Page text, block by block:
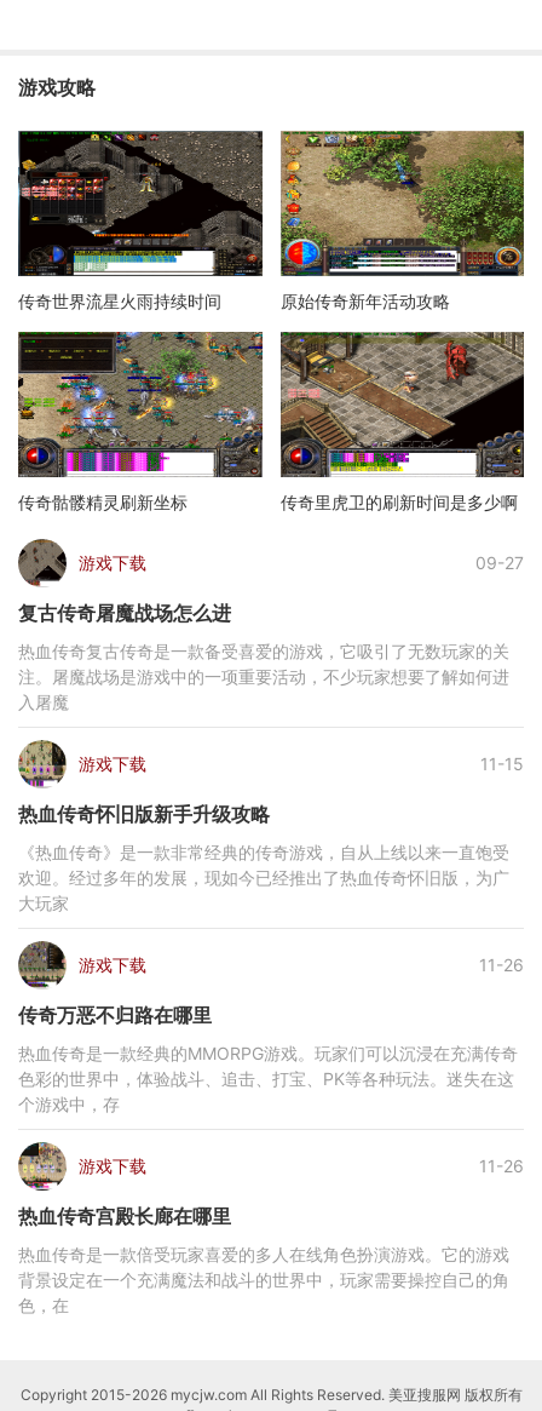
游戏攻略
传奇世界流星火雨持续时间 原始传奇新年活动攻略
传奇骷髅精灵刷新坐标 传奇里虎卫的刷新时间是多少啊
游戏下载 09-27
复古传奇屠魔战场怎么进
热血传奇复古传奇是一款备受喜爱的游戏，它吸引了无数玩家的关
注。屠魔战场是游戏中的一项重要活动，不少玩家想要了解如何进
入屠魔
游戏下载 11-15
热血传奇怀旧版新手升级攻略
《热血传奇》是一款非常经典的传奇游戏，自从上线以来一直饱受
欢迎。经过多年的发展，现如今已经推出了热血传奇怀旧版，为广
大玩家
游戏下载 11-26
传奇万恶不归路在哪里
热血传奇是一款经典的MMORPG游戏。玩家们可以沉浸在充满传奇
色彩的世界中，体验战斗、追击、打宝、PK等各种玩法。迷失在这
个游戏中，存
游戏下载 11-26
热血传奇宫殿长廊在哪里
热血传奇是一款倍受玩家喜爱的多人在线角色扮演游戏。它的游戏
背景设定在一个充满魔法和战斗的世界中，玩家需要操控自己的角
色，在
Copyright 2015-2026 mycjw.com All Rights Reserved. 美亚搜服网 版权所有